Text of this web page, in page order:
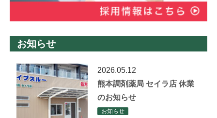
お知らせ
2026.05.12
熊本調剤薬局 セイラ店 休業
のお知らせ
お知らせ